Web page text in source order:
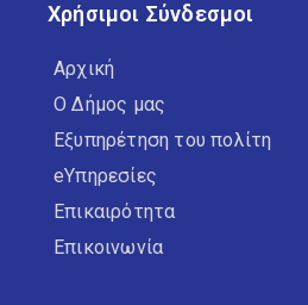
Χρήσιμοι Σύνδεσμοι
Αρχική
Ο Δήμος μας
Εξυπηρέτηση του πολίτη
eΥπηρεσίες
Επικαιρότητα
Επικοινωνία